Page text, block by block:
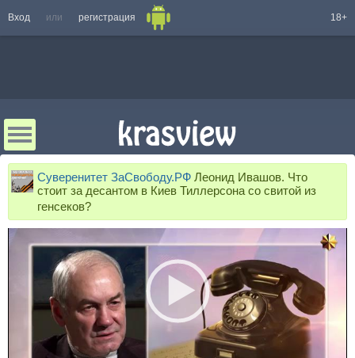
Вход или регистрация 18+
Суверенитет ЗаСвободу.РФ Леонид Ивашов. Что
стоит за десантом в Киев Тиллерсона со свитой из
генсеков?